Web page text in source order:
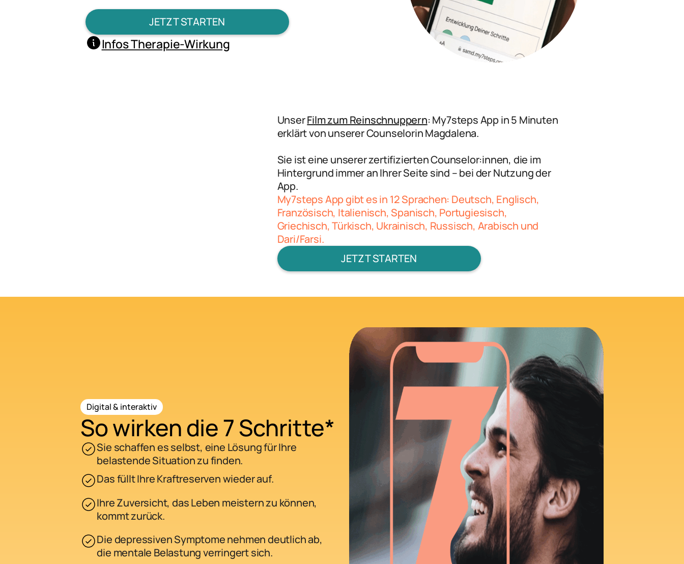
JETZT STARTEN
Infos Therapie-Wirkung
UnserFilm zum Reinschnuppern: My7steps App in 5 Minuten
erklärt von unserer Counselorin Magdalena.
Sie ist eine unserer zertifizierten Counselor:innen, die im
Hintergrund immer an Ihrer Seite sind – bei der Nutzung der
App.
My7steps App gibt es in 12 Sprachen: Deutsch, Englisch,
Französisch, Italienisch, Spanisch, Portugiesisch,
Griechisch, Türkisch, Ukrainisch, Russisch, Arabisch und
Dari/Farsi.
JETZT STARTEN
Digital & interaktiv
So wirken die 7 Schritte*
Sie schaffen es selbst, eine Lösung für Ihre
belastende Situation zu finden.
Das füllt Ihre Kraftreserven wieder auf.
Ihre Zuversicht, das Leben meistern zu können,
kommt zurück.
Die depressiven Symptome nehmen deutlich ab,
die mentale Belastung verringert sich.